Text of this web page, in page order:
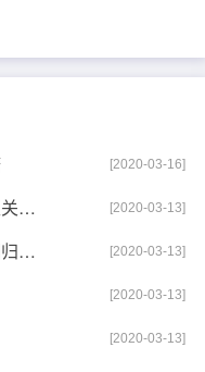
[2020-03-16]
新栽杨柳三千里，引得春风渡玉关——《恭诵左公西行甘 [2020-03-13]
好水好山看不足，马蹄催趁月明归——岳飞《小重山·昨 [2020-03-13]
[2020-03-13]
[2020-03-13]